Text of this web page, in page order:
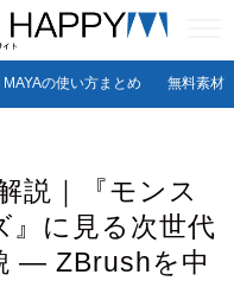
MAYAの使い方まとめ 無料素材
説｜『モンス
』に見る次世代
― ZBrushを中